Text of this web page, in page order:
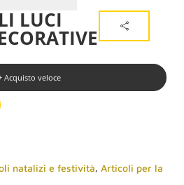
LUCI
Acquisto veloce
natalizi e festività, Articoli per la